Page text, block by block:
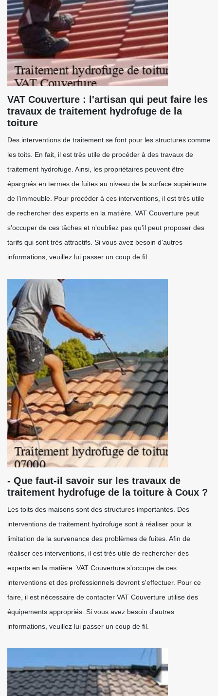
VAT Couverture : l'artisan qui peut faire les
travaux de traitement hydrofuge de la
toiture
Des interventions de traitement se font pour les structures comme
les toits. En fait, il est très utile de procéder à des travaux de
traitement hydrofuge. Ainsi, les propriétaires peuvent être
épargnés en termes de fuites au niveau de la surface supérieure
de l'immeuble. Pour procéder à ces interventions, il est très utile
de rechercher des experts en la matière. VAT Couverture peut
s'occuper de ces tâches et n'oubliez pas qu'il peut proposer des
tarifs qui sont très attractifs. Si vous avez besoin d'autres
informations, veuillez lui passer un coup de fil.
- Que faut-il savoir sur les travaux de
traitement hydrofuge de la toiture à Coux ?
Les toits des maisons sont des structures importantes. Des
interventions de traitement hydrofuge sont à réaliser pour la
limitation de la survenance des problèmes de fuites. Afin de
réaliser ces interventions, il est très utile de rechercher des
experts en la matière. VAT Couverture s'occupe de ces
interventions et des professionnels devront s'effectuer. Pour ce
faire, il est nécessaire de contacter VAT Couverture utilise des
équipements appropriés. Si vous avez besoin d'autres
informations, veuillez lui passer un coup de fil.